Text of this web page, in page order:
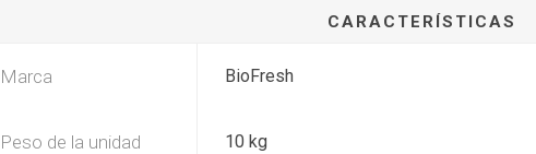
CARACTERÍSTICAS
Marca BioFresh
Peso de la unidad 10 kg